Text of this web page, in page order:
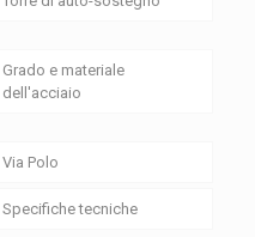
Grado e materiale
dell'acciaio
Via Polo
Specifiche tecniche